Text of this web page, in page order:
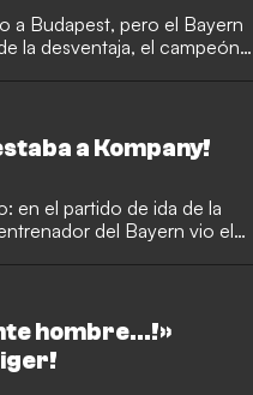
a Budapest, pero el Bayern
la desventaja, el campeón
y quiere darle la
a Kompany!
en el partido de ida de la
del Bayern vio el
que califica de
hombre...!»